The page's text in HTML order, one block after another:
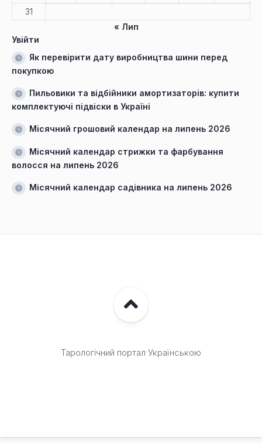
31
« Лип
Увійти
Як перевірити дату виробництва шини перед
покупкою
Пильовики та відбійники амортизаторів: купити
комплектуючі підвіски в Україні
Місячний грошовий календар на липень 2026
Місячний календар стрижки та фарбування
волосся на липень 2026
Місячний календар садівника на липень 2026
Тарологічний портал Українською